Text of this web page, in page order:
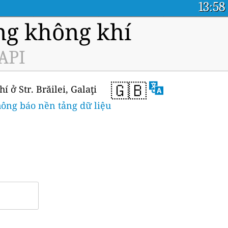
13:58
không khí
🇬🇧
ở Str. Brăilei, Galaţi
báo nền tảng dữ liệu